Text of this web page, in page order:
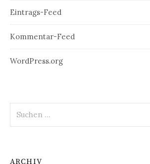
Eintrags-Feed
Kommentar-Feed
WordPress.org
nach:
ARCHIV